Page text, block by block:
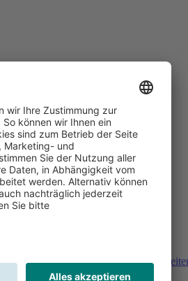
Sie haben Fragen,
Buchung?